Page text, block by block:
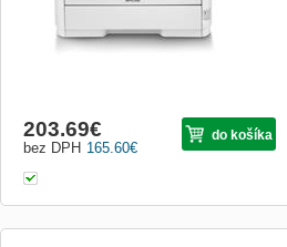
165.60€
bez DPH
203.69€ do košíka